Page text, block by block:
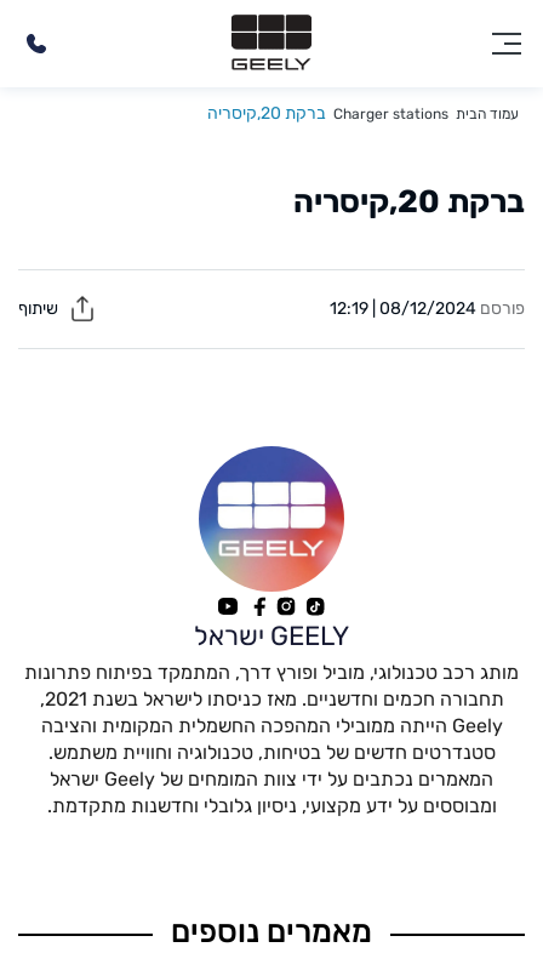
עמוד הבית Charger stations ברקת 20,קיסריה
ברקת 20,קיסריה
פורסם 08/12/2024 | 12:19
GEELY ישראל
מותג רכב טכנולוגי, מוביל ופורץ דרך, המתמקד בפיתוח פתרונות
תחבורה חכמים וחדשניים. מאז כניסתו לישראל בשנת 2021,
Geely הייתה ממובילי המהפכה החשמלית המקומית והציבה
סטנדרטים חדשים של בטיחות, טכנולוגיה וחוויית משתמש.
המאמרים נכתבים על ידי צוות המומחים של Geely ישראל
ומבוססים על ידע מקצועי, ניסיון גלובלי וחדשנות מתקדמת.
מאמרים נוספים